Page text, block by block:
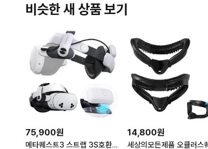
비슷한 새 상품 보기
75,900원
메타퀘스트3 스트랩 3S호환 배터리 헤일로 헤드스트랩 BOBOVR M3PRO 악세사리
14,800원